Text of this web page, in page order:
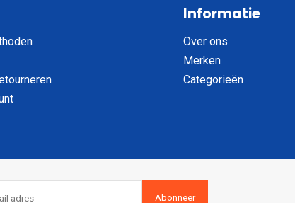
Informatie
Over ons
Merken
Categorieën
Abonneer